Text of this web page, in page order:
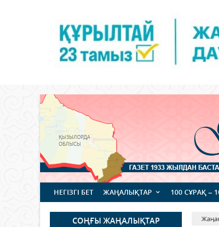
НЕГІЗГІ БЕТ ЖАҢАЛЫҚТАР 100 СҰРАҚ –
СОҢҒЫ ЖАҢАЛЫҚТАР